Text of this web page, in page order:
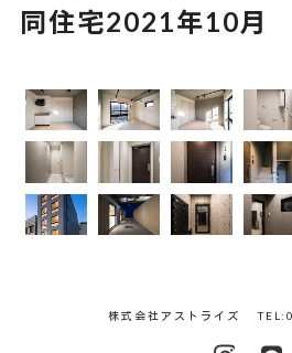
同住宅2021年10月
株式会社アストライズ